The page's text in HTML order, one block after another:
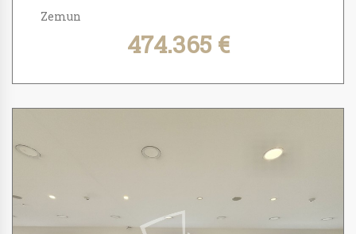
Zemun
474.365 €